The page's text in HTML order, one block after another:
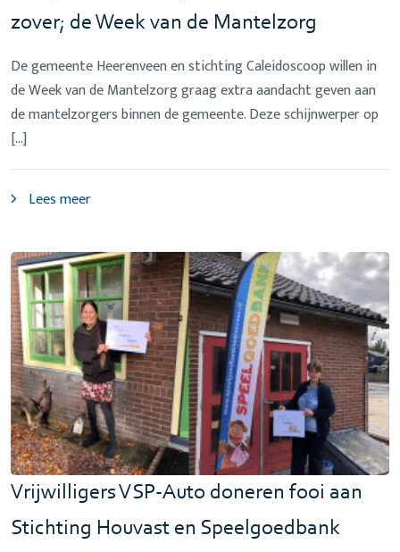
zover; de Week van de Mantelzorg
De gemeente Heerenveen en stichting Caleidoscoop willen in
de Week van de Mantelzorg graag extra aandacht geven aan
de mantelzorgers binnen de gemeente. Deze schijnwerper op
[…]
Lees meer
Vrijwilligers VSP-Auto doneren fooi aan
Stichting Houvast en Speelgoedbank